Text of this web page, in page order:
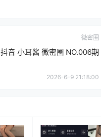
微密圈
抖音 小耳酱 微密圈 NO.006期
2026-6-9 21:18:00